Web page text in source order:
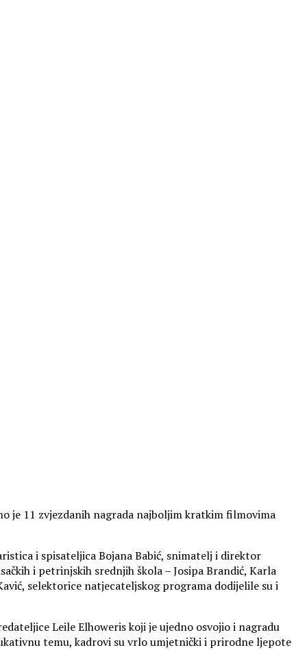
je 11 zvjezdanih nagrada najboljim kratkim filmovima
i spisateljica Bojana Babić, snimatelj i direktor
i petrinjskih srednjih škola – Josipa Brandić, Karla
selektorice natjecateljskog programa dodijelile su i
Leile Elhoweris koji je ujedno osvojio i nagradu
temu, kadrovi su vrlo umjetnički i prirodne ljepote